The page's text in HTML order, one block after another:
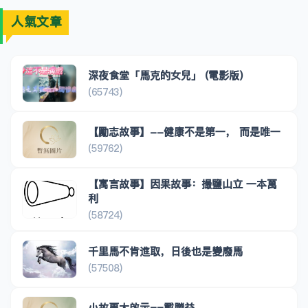
人氣文章
深夜食堂「馬克的女兒」 (電影版)
(65743)
【勵志故事】--健康不是第一， 而是唯一
(59762)
【寓言故事】因果故事：撮鹽山立 一本萬
利
(58724)
千里馬不肯進取，日後也是變廢馬
(57508)